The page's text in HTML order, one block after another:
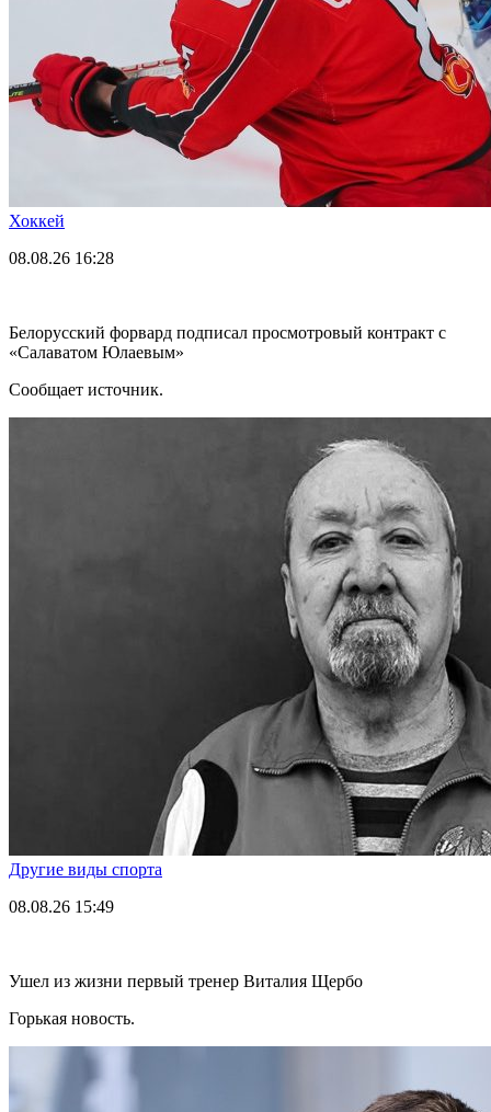
Хоккей
08.08.26 16:28
Белорусский форвард подписал просмотровый контракт с
«Салаватом Юлаевым»
Сообщает источник.
Другие виды спорта
08.08.26 15:49
Ушел из жизни первый тренер Виталия Щербо
Горькая новость.